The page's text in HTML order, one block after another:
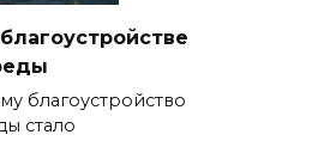
благоустройство
стало